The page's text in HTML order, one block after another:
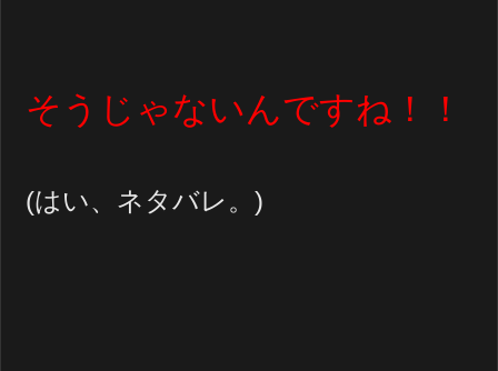
そうじゃないんですね！！
(はい、ネタバレ。)